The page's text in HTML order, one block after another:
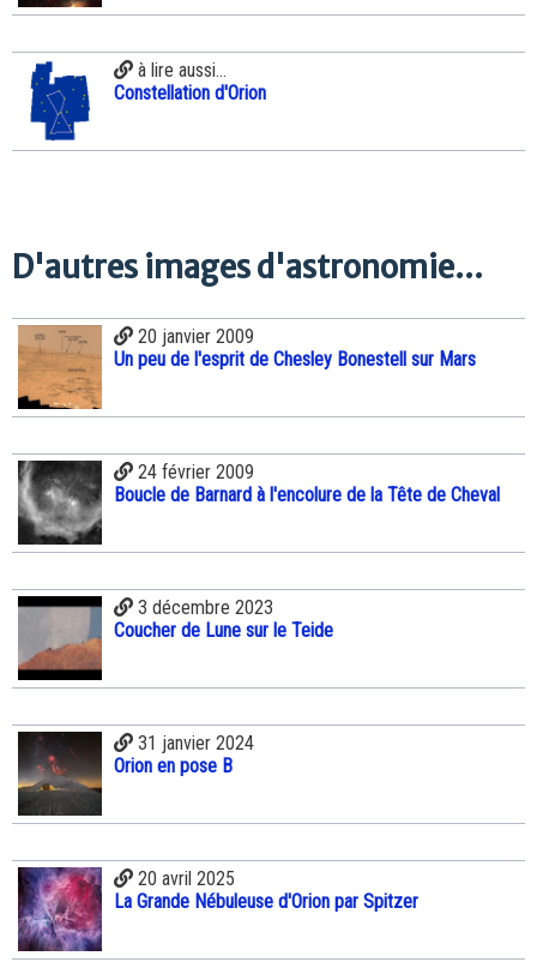
à lire aussi...
Constellation d'Orion
D'autres images d'astronomie...
20 janvier 2009
Un peu de l'esprit de Chesley Bonestell sur Mars
24 février 2009
Boucle de Barnard à l'encolure de la Tête de Cheval
3 décembre 2023
Coucher de Lune sur le Teide
31 janvier 2024
Orion en pose B
20 avril 2025
La Grande Nébuleuse d'Orion par Spitzer